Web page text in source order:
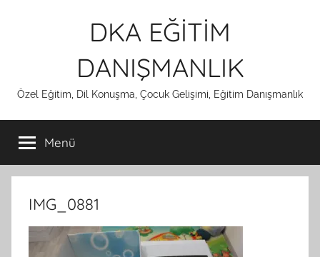
DKA EĞİTİM
DANIŞMANLIK
Özel Eğitim, Dil Konuşma, Çocuk Gelişimi, Eğitim Danışmanlık
Menü
IMG_0881